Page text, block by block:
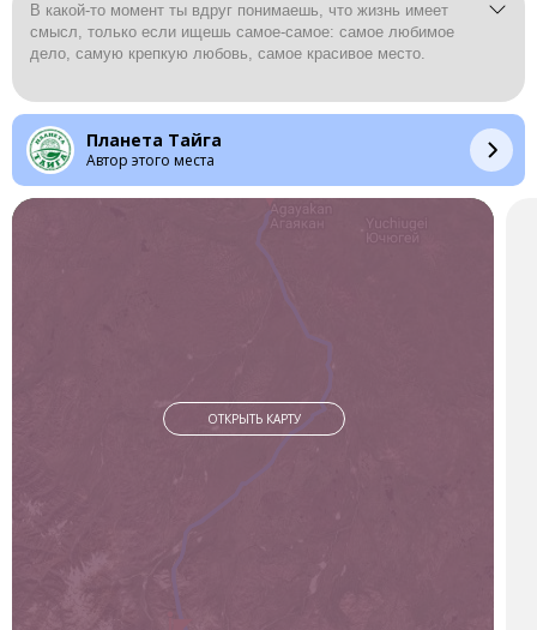
В какой-то момент ты вдруг понимаешь, что жизнь имеет
смысл, только если ищешь самое-самое: самое любимое
дело, самую крепкую любовь, самое красивое место.
Самая высокая гора не давала мне покоя и находилась у
самых истоков. Истоков Дальнего Востока.
И вот дальше мы наконец-то идем пешком. Мы долго ждали
этого момента, потому что всегда интересно, как всё
здесь массово находились оленеводы. Даже там, где тропа
немного уходит в сторону, открываются вот такие
края. Я не вижу здесь границы, где заканчиваются эти горы.
Планета Тайга
Автор этого места
ОТКРЫТЬ КАРТУ